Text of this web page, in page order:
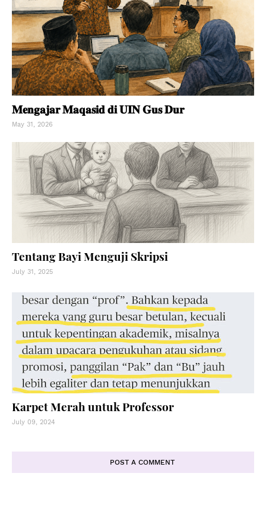
𝐌𝐞𝐧𝐠𝐚𝐣𝐚𝐫 𝐌𝐚𝐪𝐚𝐬𝐢𝐝 𝐝𝐢 𝐔𝐈𝐍 𝐆𝐮𝐬 𝐃𝐮𝐫
May 31, 2026
Tentang Bayi Menguji Skripsi
July 31, 2025
Karpet Merah untuk Professor
July 09, 2024
POST A COMMENT